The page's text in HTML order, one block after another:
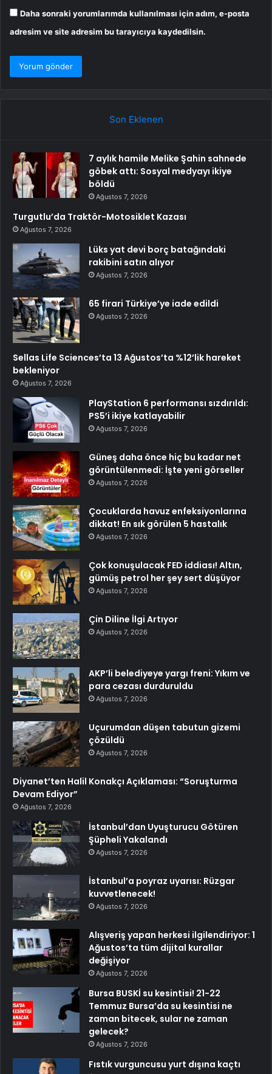
Daha sonraki yorumlarımda kullanılması için adım, e-posta
adresim ve site adresim bu tarayıcıya kaydedilsin.
Son Eklenen
7 aylık hamile Melike Şahin sahnede
göbek attı: Sosyal medyayı ikiye
böldü
Ağustos 7, 2026
Turgutlu’da Traktör-Motosiklet Kazası
Ağustos 7, 2026
Lüks yat devi borç batağındaki
rakibini satın alıyor
Ağustos 7, 2026
65 firari Türkiye’ye iade edildi
Ağustos 7, 2026
Sellas Life Sciences’ta 13 Ağustos’ta %12’lik hareket
bekleniyor
Ağustos 7, 2026
PlayStation 6 performansı sızdırıldı:
PS5’i ikiye katlayabilir
Ağustos 7, 2026
Güneş daha önce hiç bu kadar net
görüntülenmedi: İşte yeni görseller
Ağustos 7, 2026
Çocuklarda havuz enfeksiyonlarına
dikkat! En sık görülen 5 hastalık
Ağustos 7, 2026
Çok konuşulacak FED iddiası! Altın,
gümüş petrol her şey sert düşüyor
Ağustos 7, 2026
Çin Diline İlgi Artıyor
Ağustos 7, 2026
AKP’li belediyeye yargı freni: Yıkım ve
para cezası durduruldu
Ağustos 7, 2026
Uçurumdan düşen tabutun gizemi
çözüldü
Ağustos 7, 2026
Diyanet’ten Halil Konakçı Açıklaması: “Soruşturma
Devam Ediyor”
Ağustos 7, 2026
İstanbul’dan Uyuşturucu Götüren
Şüpheli Yakalandı
Ağustos 7, 2026
İstanbul’a poyraz uyarısı: Rüzgar
kuvvetlenecek!
Ağustos 7, 2026
Alışveriş yapan herkesi ilgilendiriyor: 1
Ağustos’ta tüm dijital kurallar
değişiyor
Ağustos 7, 2026
Bursa BUSKİ su kesintisi! 21-22
Temmuz Bursa’da su kesintisi ne
zaman bitecek, sular ne zaman
gelecek?
Ağustos 7, 2026
Fıstık vurguncusu yurt dışına kaçtı